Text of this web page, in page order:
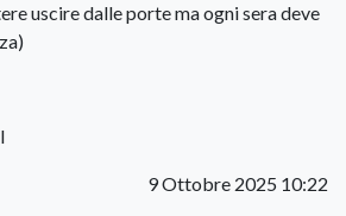
uscire dalle porte ma ogni sera deve
9 Ottobre 2025 10:22